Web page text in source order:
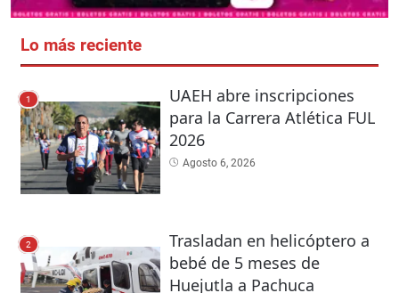
Lo más reciente
1
UAEH abre inscripciones
para la Carrera Atlética FUL
2026
Agosto 6, 2026
2
Trasladan en helicóptero a
bebé de 5 meses de
Huejutla a Pachuca